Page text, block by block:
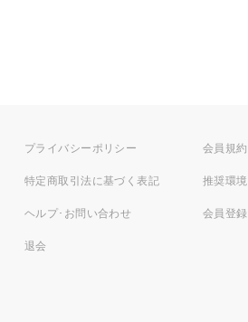
プライバシーポリシー 会員規約
特定商取引法に基づく表記 推奨環境
ヘルプ･お問い合わせ 会員登録
退会